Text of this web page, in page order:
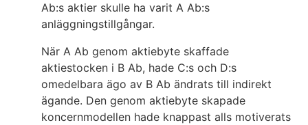
Ab:s aktier skulle ha varit A Ab:s
anläggningstillgångar.
När A Ab genom aktiebyte skaffade
aktiestocken i B Ab, hade C:s och D:s
omedelbara ägo av B Ab ändrats till indirekt
ägande. Den genom aktiebyte skapade
koncernmodellen hade knappast alls motiverats